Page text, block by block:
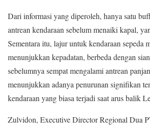
Dari informasi yang diperoleh, hanya satu
antrean kendaraan sebelum menaiki kapal,
Sementara itu, lajur untuk kendaraan sepeda
menunjukkan kepadatan, berbeda dengan
sebelumnya sempat mengalami antrean
menunjukkan adanya penurunan signifikan
kendaraan yang biasa terjadi saat arus balik
Zulvidon, Executive Director Regional Dua